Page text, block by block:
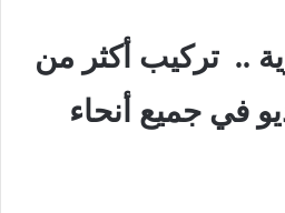
.. تركيب أكثر من
في جميع أنحاء